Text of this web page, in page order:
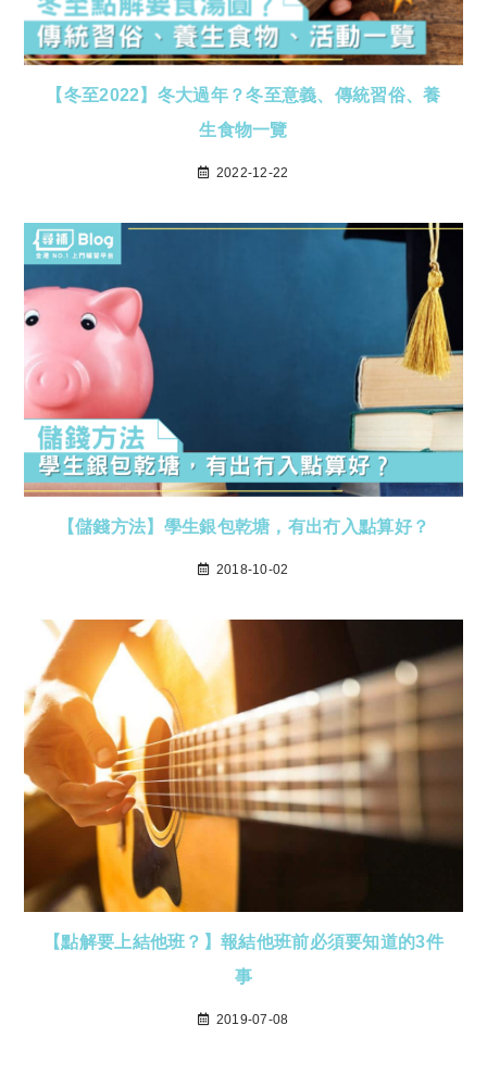
【冬至2022】冬大過年？冬至意義、傳統習俗、養
生食物一覽
2022-12-22
【儲錢方法】學生銀包乾塘，有出冇入點算好？
2018-10-02
【點解要上結他班？】報結他班前必須要知道的3件
事
2019-07-08